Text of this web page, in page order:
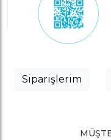
Siparişlerim